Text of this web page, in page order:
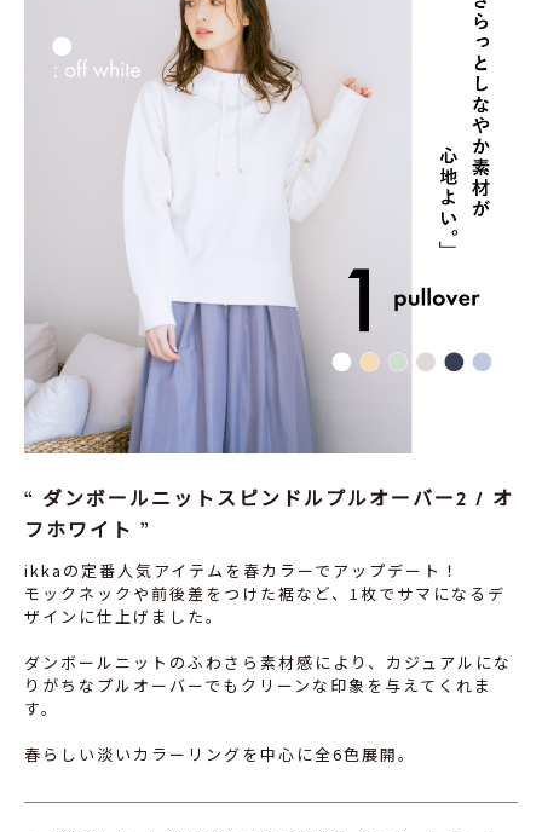
ダンボールニットスピンドルプルオーバー2 / オ
フホワイト
ikkaの定番人気アイテムを春カラーでアップデート！
モックネックや前後差をつけた裾など、1枚でサマになるデ
ザインに仕上げました。
ダンボールニットのふわさら素材感により、カジュアルにな
りがちなプルオーバーでもクリーンな印象を与えてくれま
す。
春らしい淡いカラーリングを中心に全6色展開。